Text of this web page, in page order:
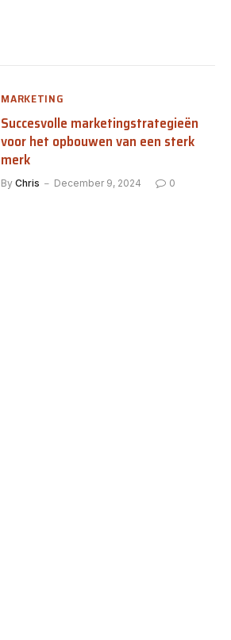
MARKETING
Succesvolle marketingstrategieën
voor het opbouwen van een sterk
merk
By Chris December 9, 2024 0